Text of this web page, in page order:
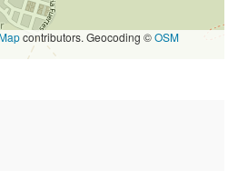
contributors. Geocoding ©OSM